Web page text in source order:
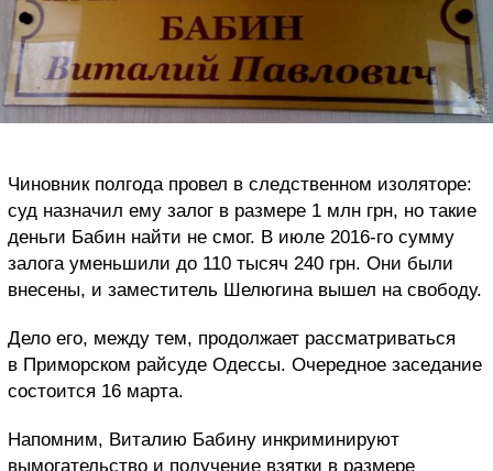
Чиновник полгода провел в следственном изоляторе:
суд назначил ему залог в размере 1 млн грн, но такие
деньги Бабин найти не смог. В июле 2016-го сумму
залога уменьшили до 110 тысяч 240 грн. Они были
внесены, и заместитель Шелюгина вышел на свободу.
Дело его, между тем, продолжает рассматриваться
в Приморском райсуде Одессы. Очередное заседание
состоится 16 марта.
Напомним, Виталию Бабину инкриминируют
вымогательство и получение взятки в размере